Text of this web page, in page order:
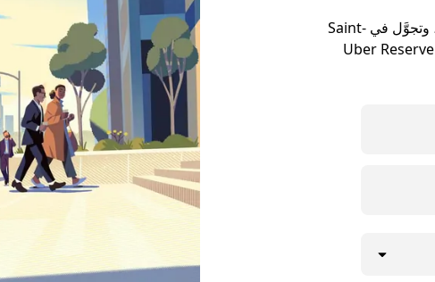
أضِف تفاصيل مشوارك، واُدخُل ألى وسيلة التنقل، وتجوَّل في Saint-
Just بكل سهولة. أو احجز موعداً مسبقاً مع خدمة Uber Reserve